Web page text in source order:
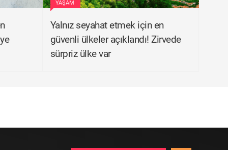
YAŞAM
Yalnız seyahat etmek için en
güvenli ülkeler açıklandı! Zirvede
sürpriz ülke var